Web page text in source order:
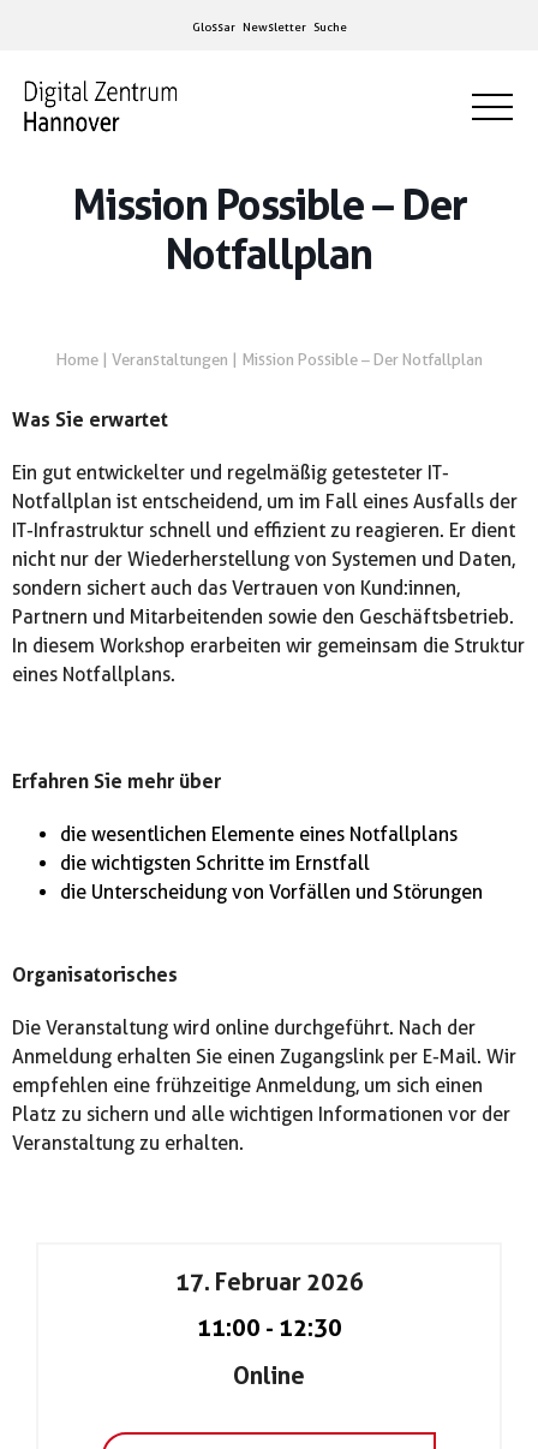
Glossar Newsletter Suche
Mission Possible – Der
Notfallplan
Home| Veranstaltungen | Mission Possible – Der Notfallplan
Was Sie erwartet
Ein gut entwickelter und regelmäßig getesteter IT-
Notfallplan ist entscheidend, um im Fall eines Ausfalls der
IT-Infrastruktur schnell und effizient zu reagieren. Er dient
nicht nur der Wiederherstellung von Systemen und Daten,
sondern sichert auch das Vertrauen von Kund:innen,
Partnern und Mitarbeitenden sowie den Geschäftsbetrieb.
In diesem Workshop erarbeiten wir gemeinsam die Struktur
eines Notfallplans.
Erfahren Sie mehr über
die wesentlichen Elemente eines Notfallplans
die wichtigsten Schritte im Ernstfall
die Unterscheidung von Vorfällen und Störungen
Organisatorisches
Die Veranstaltung wird online durchgeführt. Nach der
Anmeldung erhalten Sie einen Zugangslink per E-Mail. Wir
empfehlen eine frühzeitige Anmeldung, um sich einen
Platz zu sichern und alle wichtigen Informationen vor der
Veranstaltung zu erhalten.
17. Februar 2026
11:00 - 12:30
Online